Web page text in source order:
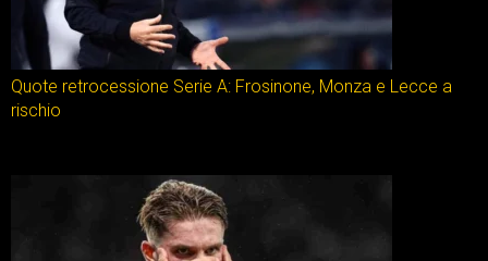
Quote retrocessione Serie A: Frosinone, Monza e Lecce a
rischio